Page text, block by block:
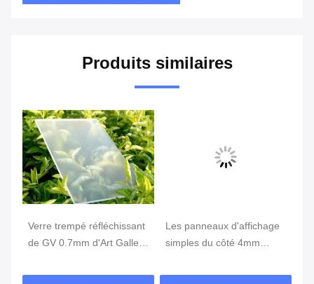
Produits similaires
Verre trempé réfléchissant
de GV 0.7mm d'Art Gallery
Les panneaux d'affichage
simples du côté 4mm
brillent non verre